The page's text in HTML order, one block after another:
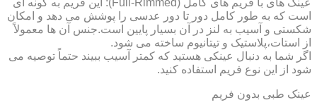
عینک های با فریم های کامل (Full-Rimmed): این فریم به گونه ای
است که به طور کامل دور تا دور عدسی را پوشش می دهد و امکان
شکستی و آسیب به لنز در آن بسیار پایین است.جنس آن ها معمولاً
از استات،پلاستیک و تیتانیوم ساخته می شود.
اگر شما به دنبال عینکی هستید که کمتر آسیب ببیند حتماً توصیه می
شود از این نوع فریم استفاده کنید.
عینک طبی بدون فریم